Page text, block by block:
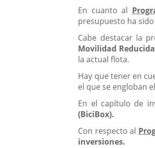
En cuanto al
presupuesto ha
Cabe destacar la
Movilidad Reducida
la actual flota.
Hay que tener en
el que se engloban
En el capítulo de
(BiciBox).
Con respecto al
inversiones.